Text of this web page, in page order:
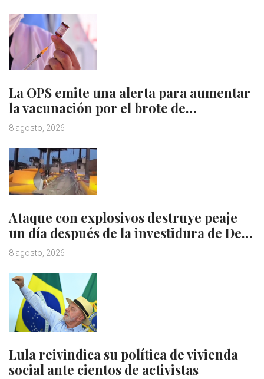
La OPS emite una alerta para aumentar
la vacunación por el brote de…
8 agosto, 2026
Ataque con explosivos destruye peaje
un día después de la investidura de De…
8 agosto, 2026
Lula reivindica su política de vivienda
social ante cientos de activistas